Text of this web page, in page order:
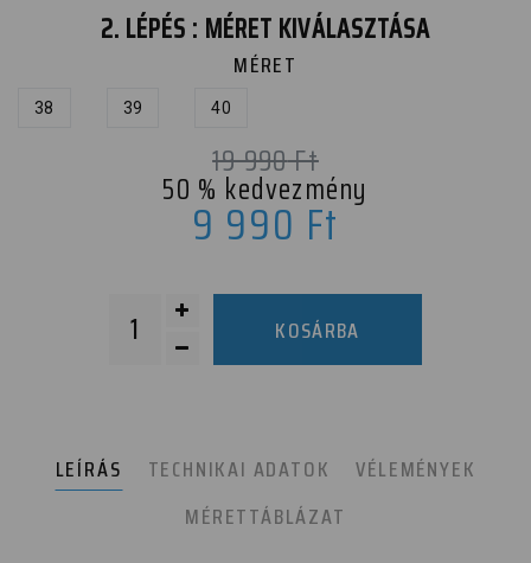
2. LÉPÉS : MÉRET KIVÁLASZTÁSA
MÉRET
38 39 40
19 990Ft
50 % kedvezmény
9 990 Ft
KOSÁRBA
LEÍRÁS TECHNIKAI ADATOK
VÉLEMÉNYEK
MÉRETTÁBLÁZAT